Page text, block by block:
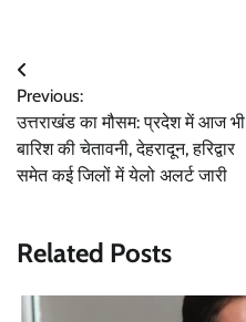
Post
navigation
Previous:
उत्तराखंड का मौसम: प्रदेश में आज भी
बारिश की चेतावनी, देहरादून, हरिद्वार
समेत कई जिलों में येलो अलर्ट जारी
Related Posts